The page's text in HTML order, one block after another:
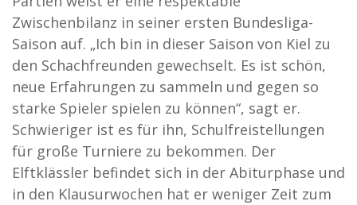
Zwischenbilanz in seiner ersten Bundesliga-
Saison auf. „Ich bin in dieser Saison von Kiel zu
den Schachfreunden gewechselt. Es ist schön,
neue Erfahrungen zu sammeln und gegen so
starke Spieler spielen zu können“, sagt er.
Schwieriger ist es für ihn, Schulfreistellungen
für große Turniere zu bekommen. Der
Elftklässler befindet sich in der Abiturphase und
in den Klausurwochen hat er weniger Zeit zum